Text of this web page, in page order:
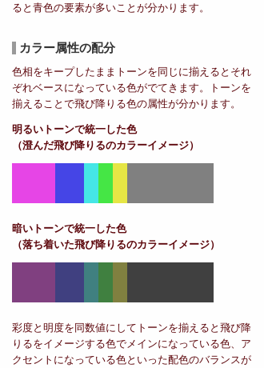
ると青色の要素が多いことが分かります。
カラー属性の配分
色相をキープしたままトーンを同じに揃えるとそれ
ぞれベースになっている色がでてきます。トーンを
揃えることで飛び降りる色の属性が分かります。
明るいトーンで統一した色
（澄んだ飛び降りるのカラーイメージ）
暗いトーンで統一した色
（落ち着いた飛び降りるのカラーイメージ）
彩度と明度を同数値にしてトーンを揃えると飛び降
りるをイメージする色でメインになっている色、ア
クセントになっている色といった配色のバランスが